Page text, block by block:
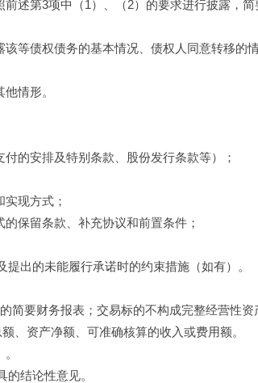
述第3项中（1）、（2）的要求进行披露，
权债务的基本情况、债权人同意转移的情
情形。
的安排及特别条款、股份发行条款等）；
现方式；
保留条款、补充协议和前置条件；
出的未能履行承诺时的约束措施（如有）。
简要财务报表；交易标的不构成完整经营性
、资产净额、可准确核算的收入或费用额。
结论性意见。